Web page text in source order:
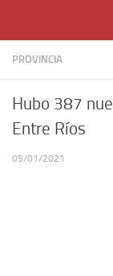
PROVINCIA
Hubo 387
Entre Ríos
05/01/2021